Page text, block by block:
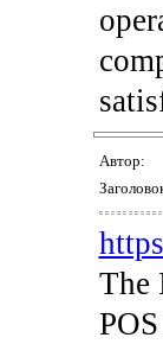
Автор:
The